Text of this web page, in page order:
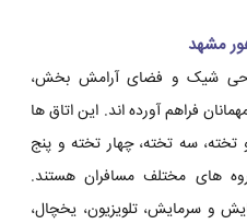
مشهد
شیک و فضای آرامش بخش،
فراهم آورده اند. این اتاق ها
تخته، سه تخته، چهار تخته و پنج
های مختلف مسافران هستند.
و سرمایش، تلویزیون، یخچال،